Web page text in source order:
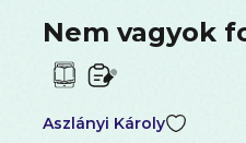
Nem vagyok
Aszlányi Károly